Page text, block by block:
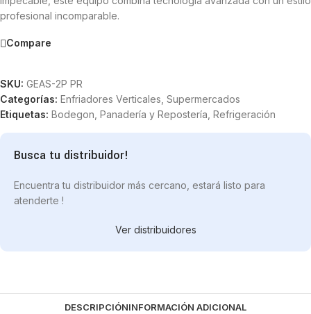
profesional incomparable.
Compare
SKU: GEAS-2P PR
Categorías: Enfriadores Verticales Supermercados
Etiquetas: Bodegon Panadería y Repostería Refrigeración
Busca tu distribuidor!
Encuentra tu distribuidor más cercano, estará listo para
atenderte !
Ver distribuidores
DESCRIPCIÓNINFORMACIÓN ADICIONAL